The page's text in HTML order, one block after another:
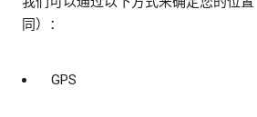
同）：
GPS